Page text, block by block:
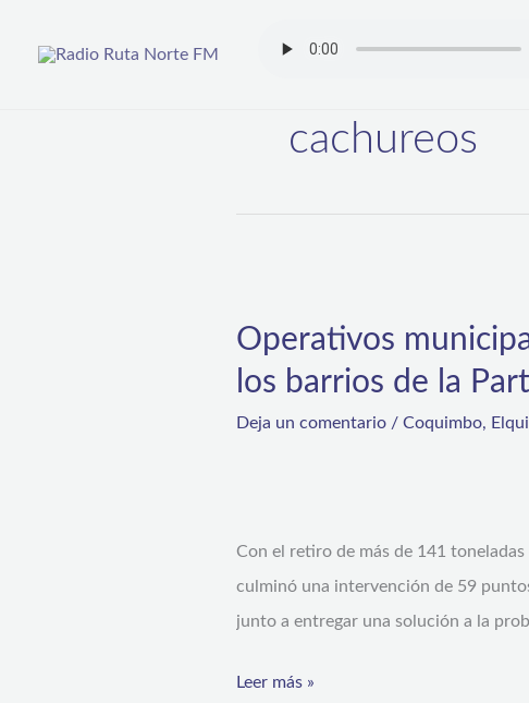
cachureos
Operativos
los barrios de la
Deja un comentario / Coquimbo, Elqui
Con el retiro de más de 141
culminó una intervención de 59
junto a entregar una solución a la
retiran
141
toneladas
los
barrios
de
Parte
Leer más »